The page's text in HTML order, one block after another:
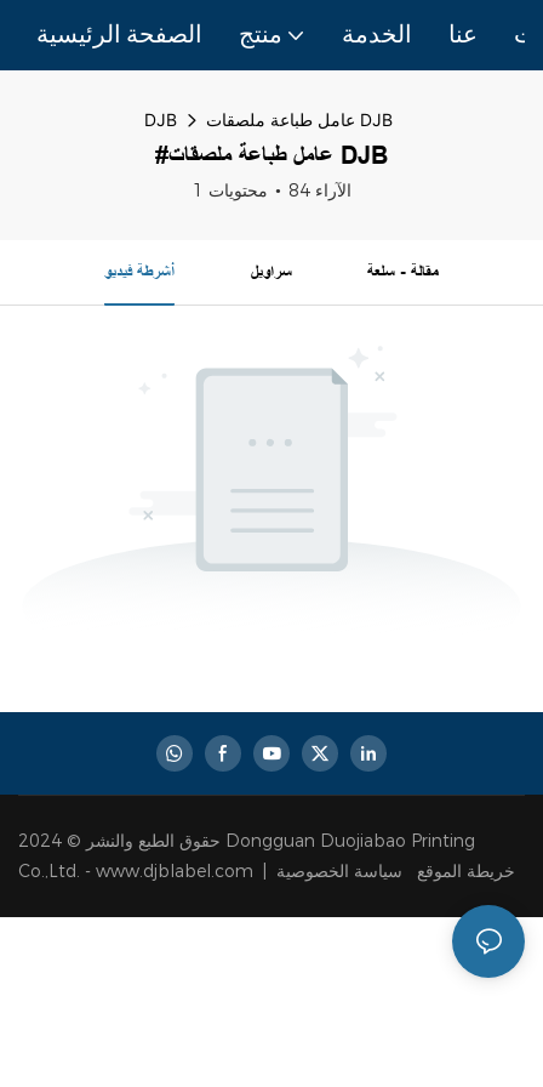
الصفحة الرئيسية منتج الخدمة عنا
DJB عامل طباعة ملصقات DJB
#عامل طباعة ملصقات DJB
1 محتويات 84 الآراء
أشرطة فيديو سراويل مقالة - سلعة
حقوق الطبع والنشر © 2024 Dongguan Duojiabao Printing
Co.,Ltd. - www.djblabel.com |
خريطة الموقع